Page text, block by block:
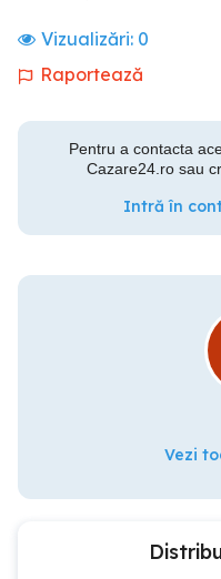
Vizualizări: 0
Raportează
Pentru a contacta
Cazare24.ro sau
Intră în
Vezi